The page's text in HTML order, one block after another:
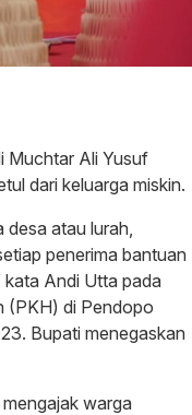
Muchtar Ali Yusuf
dari keluarga miskin.
atau lurah,
penerima bantuan
kata Andi Utta pada
(PKH) di Pendopo
Bupati menegaskan
warga